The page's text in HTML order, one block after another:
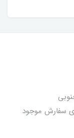
سفارش موجود